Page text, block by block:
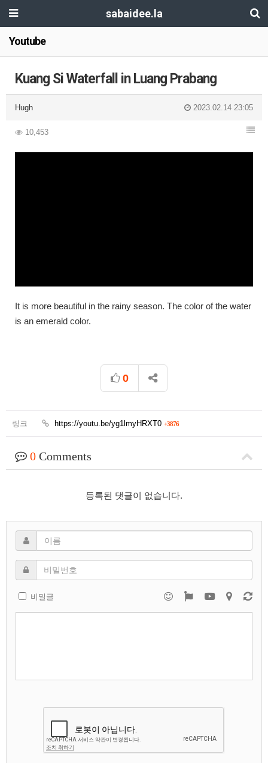
sabaidee.la
Youtube
Kuang Si Waterfall in Luang Prabang
Hugh 2023.02.14 23:05
10,453
It is more beautiful in the rainy season. The color of the water
is an emerald color.
0
링크 https://youtu.be/yg1lmyHRXT0 +3876
0 Comments
등록된 댓글이 없습니다.
비밀글